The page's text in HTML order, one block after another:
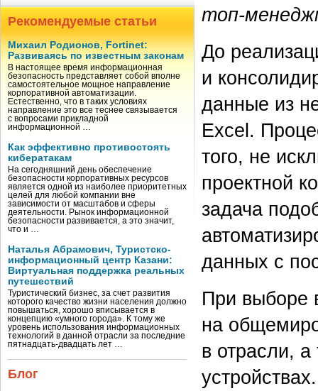
Рекомендуемые статьи
Михаил Родионов, Fortinet:
Развиваясь по известным законам
В настоящее время информационная
безопасность представляет собой вполне
самостоятельное мощное направление
корпоративной автоматизации.
Естественно, что в таких условиях
направление это все теснее связывается
с вопросами прикладной
информационной …
Как эффективно противостоять
кибератакам
На сегодняшний день обеспечение
безопасности корпоративных ресурсов
является одной из наиболее приоритетных
целей для любой компании вне
зависимости от масштабов и сферы
деятельности. Рынок информационной
безопасности развивается, а это значит,
что и …
Наталья Абрамович, Туристско-
информационный центр Казани:
Виртуальная поддержка реальных
путешествий
Туристический бизнес, за счет развития
которого качество жизни населения должно
повышаться, хорошо вписывается в
концепцию «умного города». К тому же
уровень использования информационных
технологий в данной отрасли за последние
пятнадцать-двадцать лет …
Блог
топ-
До
и
данные из
Excel.
того, не
проектной
задача
данных с
При выборе
на
в отрасли,